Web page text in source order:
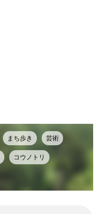
まち歩き 芸術
コウノトリ